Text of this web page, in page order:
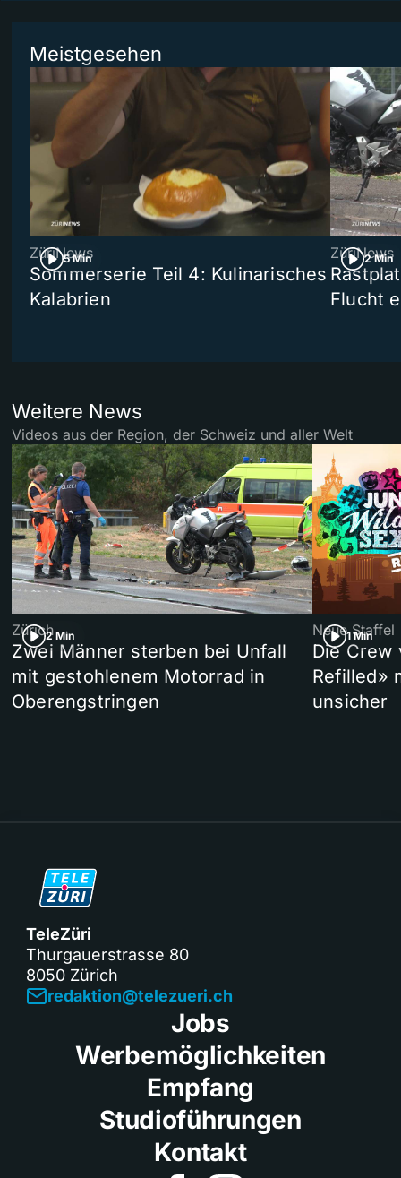
Meistgesehen
5 Min
ZüriNews
Sommerserie Teil 4: Kulinarisches
Kalabrien
2 Min
ZüriNews
Flucht
Weitere News
Videos aus der Region, der Schweiz und aller Welt
2 Min
Zürich
Zwei Männer sterben bei Unfall
mit gestohlenem Motorrad in
Oberengstringen
1 Min
Neue Staffel
Die Crew
Refilled»
unsicher
TeleZüri
Thurgauerstrasse 80
8050 Zürich
redaktion@telezueri.ch
Jobs
Werbemöglichkeiten
Empfang
Studioführungen
Kontakt